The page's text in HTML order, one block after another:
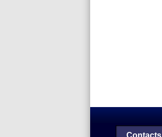
Contacts